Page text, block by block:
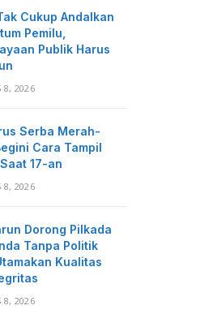
Cukup Andalkan
Pemilu,
Publik Harus
8, 2026
Serba Merah-
Cara Tampil
17-an
8, 2026
Dorong Pilkada
Tanpa Politik
Kualitas
8, 2026